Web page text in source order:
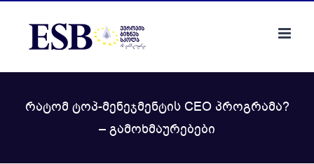
რატომ ტოპ-მენეჯმენტის CEO პროგრამა?
– გამოხმაურებები